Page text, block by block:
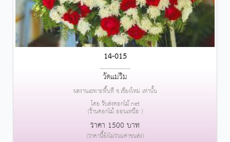
14-015
....................
วัดแม่ริม
ผลงานเฉพาะพื้นที่ จ.เชียงใหม่ เท่านั้น
โดย รับส่งดอกไม้.net
(ร้านดอกไม้ ออนเหนือ )
ราคา 1500 บาท
(ราคานี้ยังไม่รวมค่าขนส่ง)